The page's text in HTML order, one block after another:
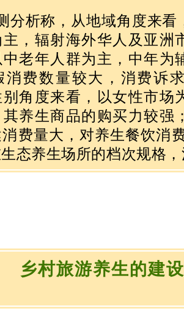
分析称，从地域角度来看
，辐射海外华人及亚洲
老年人群为主，中年为
消费数量较大，消费诉
角度来看，以女性市场
养生商品的购买力较强
费量大，对养生餐饮消
态养生场所的档次规格
乡村旅游养生的建